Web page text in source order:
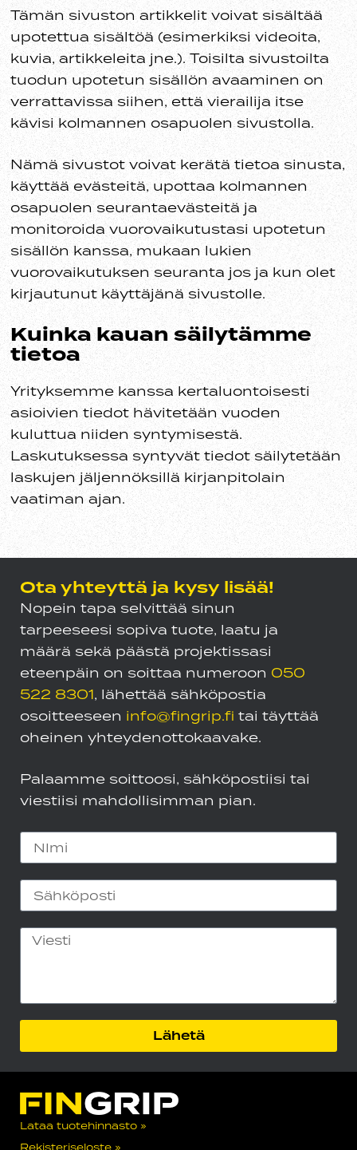
Tämän sivuston artikkelit voivat sisältää
upotettua sisältöä (esimerkiksi videoita,
kuvia, artikkeleita jne.). Toisilta sivustoilta
tuodun upotetun sisällön avaaminen on
verrattavissa siihen, että vierailija itse
kävisi kolmannen osapuolen sivustolla.
Nämä sivustot voivat kerätä tietoa sinusta,
käyttää evästeitä, upottaa kolmannen
osapuolen seurantaevästeitä ja
monitoroida vuorovaikutustasi upotetun
sisällön kanssa, mukaan lukien
vuorovaikutuksen seuranta jos ja kun olet
kirjautunut käyttäjänä sivustolle.
Kuinka kauan säilytämme
tietoa
Yrityksemme kanssa kertaluontoisesti
asioivien tiedot hävitetään vuoden
kuluttua niiden syntymisestä.
Laskutuksessa syntyvät tiedot säilytetään
laskujen jäljennöksillä kirjanpitolain
vaatiman ajan.
Ota yhteyttä ja kysy lisää!
Nopein tapa selvittää sinun
tarpeeseesi sopiva tuote, laatu ja
määrä sekä päästä projektissasi
eteenpäin on soittaa numeroon 050
522 8301, lähettää sähköpostia
osoitteeseen info@fingrip.fi tai täyttää
oheinen yhteydenottokaavake.
Palaamme soittoosi, sähköpostiisi tai
viestiisi mahdollisimman pian.
Lähetä
Lataa tuotehinnasto »
Rekisteriseloste »